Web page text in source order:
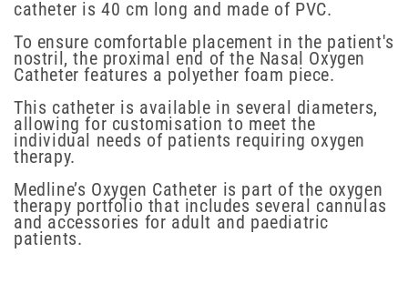
catheter is 40 cm long and made of PVC.
To ensure comfortable placement in the patient's
nostril, the proximal end of the Nasal Oxygen
Catheter features a polyether foam piece.
This catheter is available in several diameters,
allowing for customisation to meet the
individual needs of patients requiring oxygen
therapy.
Medline’s Oxygen Catheter is part of the oxygen
therapy portfolio that includes several cannulas
and accessories for adult and paediatric
patients.